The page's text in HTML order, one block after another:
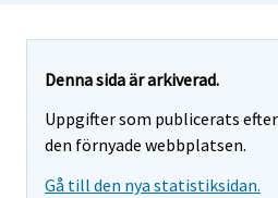
Denna sida är arkiverad.
Uppgifter som publicerats efter
den förnyade webbplatsen.
Gå till den nya statistiksidan.